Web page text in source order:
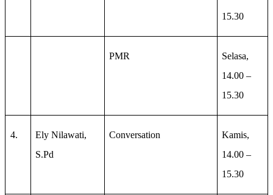
15.30
PMR
Selasa,
14.00 –
15.30
4.
Ely Nilawati,
S.Pd
Conversation
Kamis,
14.00 –
15.30